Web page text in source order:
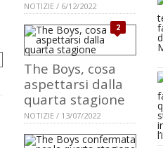
NOTIZIE / 6/12/2022
2
The Boys, cosa
aspettarsi dalla
quarta stagione
NOTIZIE / 13/07/2022